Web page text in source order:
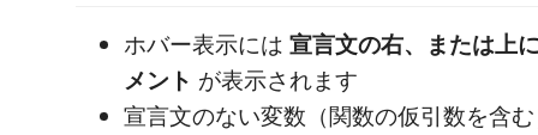
ホバー表示には 宣言文の右、または上
メント が表示されます
宣言文のない変数（関数の仮引数を含